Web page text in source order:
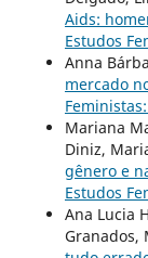
Aids:
Estudos
Anna
mercado
Mariana
Diniz,
gênero e
Estudos
Ana Lucia
Granados,